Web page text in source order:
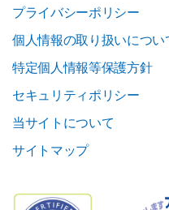
プライバシーポリシー
個人情報の取り扱いについ
特定個人情報等保護方針
セキュリティポリシー
当サイトについて
サイトマップ